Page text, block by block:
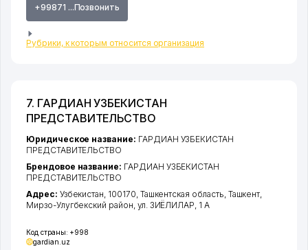
+99871 ...Позвонить
Рубрики, к которым относится организация
7. ГАРДИАН УЗБЕКИСТАН
ПРЕДСТАВИТЕЛЬСТВО
Код страны: +998
gardian.uz
Юридическое название: ГАРДИАН УЗБЕКИСТАН
ПРЕДСТАВИТЕЛЬСТВО
Брендовое название: ГАРДИАН УЗБЕКИСТАН
ПРЕДСТАВИТЕЛЬСТВО
Адрес: Узбекистан, 100170, Ташкентская область, Ташкент,
Мирзо-Улугбекский район, ул. ЗИЁЛИЛАР, 1 А